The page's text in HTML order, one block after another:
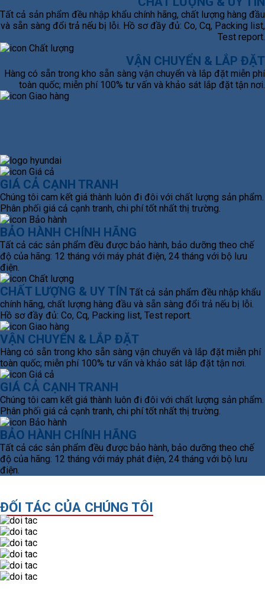
Tất cả sản phẩm đều nhập khẩu chính hãng, chất lượng hàng đầu
và sẵn sàng đổi trả nếu bị lỗi. Hồ sơ đầy đủ: Co, Cq, Packing list,
Test report.
VẬN CHUYỂN & LẮP ĐẶT
Hàng có sẵn trong kho sẵn sàng vận chuyển và lắp đặt miễn phí
toàn quốc; miễn phí 100% tư vấn và khảo sát lắp đặt tận nơi.
GIÁ CẢ CẠNH TRANH
Chúng tôi cam kết giá thành luôn đi đôi với chất lượng sản phẩm.
Phân phối giá cả cạnh tranh, chi phí tốt nhất thị trường.
BẢO HÀNH CHÍNH HÃNG
Tất cả các sản phẩm đều được bảo hành, bảo dưỡng theo chế
độ của hãng: 12 tháng với máy phát điện, 24 tháng với bộ lưu
điện.
CHẤT LƯỢNG & UY TÍN Tất cả sản phẩm đều nhập khẩu
chính hãng, chất lượng hàng đầu và sẵn sàng đổi trả nếu bị lỗi.
Hồ sơ đầy đủ: Co, Cq, Packing list, Test report.
VẬN CHUYỂN & LẮP ĐẶT
Hàng có sẵn trong kho sẵn sàng vận chuyển và lắp đặt miễn phí
toàn quốc; miễn phí 100% tư vấn và khảo sát lắp đặt tận nơi.
GIÁ CẢ CẠNH TRANH
Chúng tôi cam kết giá thành luôn đi đôi với chất lượng sản phẩm.
Phân phối giá cả cạnh tranh, chi phí tốt nhất thị trường.
BẢO HÀNH CHÍNH HÃNG
Tất cả các sản phẩm đều được bảo hành, bảo dưỡng theo chế
độ của hãng: 12 tháng với máy phát điện, 24 tháng với bộ lưu
điện.
ĐỐI TÁC CỦA CHÚNG TÔI